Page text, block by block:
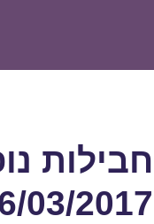
חבילות
03/2017